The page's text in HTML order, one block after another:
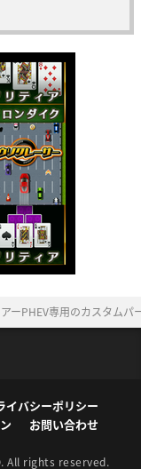
ーPHEV専用のカスタムパ
イバシーポリシー
お問い合わせ
All rights reserved.